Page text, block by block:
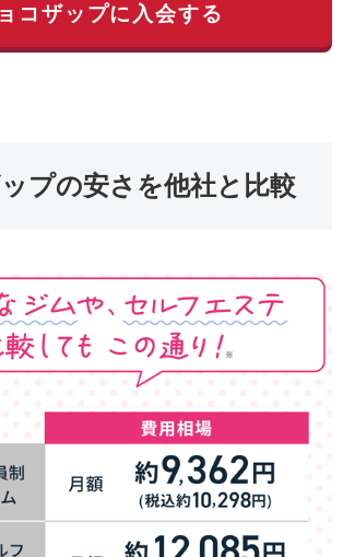
コザップに入会する
プの安さを他社と比較